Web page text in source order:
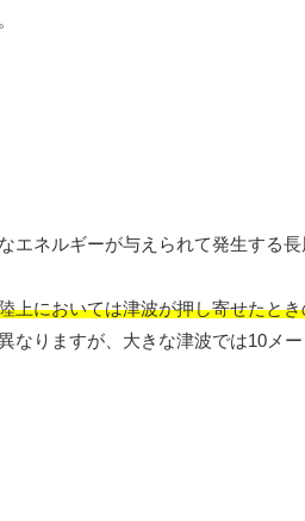
ネルギーが与えられて発生する
上においては津波が押し寄せたと
りますが、大きな津波では10メ